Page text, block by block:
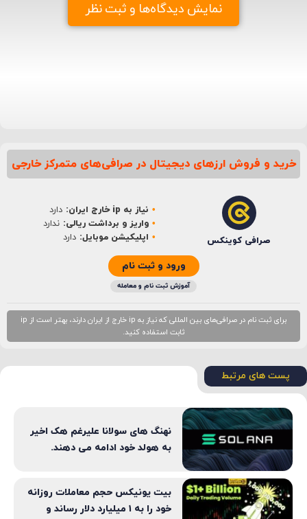
نمایش دیدگاه‌ها و ثبت نظر
خرید و فروش ارزهای دیجیتال در صرافی‌های متمرکز خارجی
صرافی کوینکس
نیاز به ip خارج ایران:
دارد
واریز و برداشت ریالی: ندارد
اپلیکیشن موبایل: دارد
ورود و ثبت نام
آموزش ثبت نام و معامله
برای ثبت نام در صرافی‌های بین المللی که نیاز به ip خارج از ایران دارند، بهتر است از ip
ثابت استفاده کنید.
پست های مرتبط
نهنگ های سولانا علیرغم هک اخیر
به هولد خود ادامه می‌ دهند.
بیت یونیکس حجم معاملات روزانه
خود را به ۱ میلیارد دلار رساند و